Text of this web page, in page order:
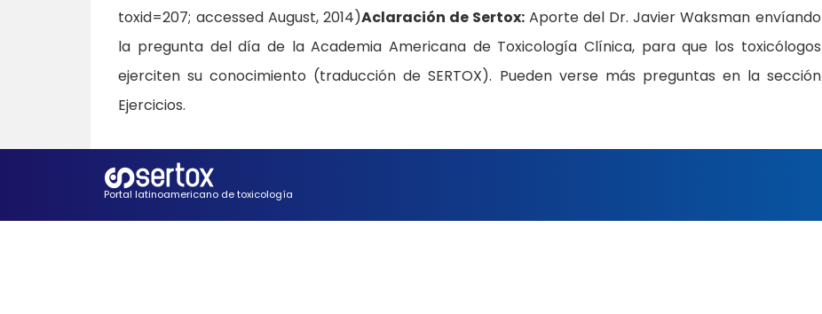
toxid=207; accessed August, 2014)Aclaración de Sertox:Aporte del Dr. Javier Waksman envíando
la pregunta del día de la Academia Americana de Toxicología Clínica, para que los toxicólogos
ejerciten su conocimiento (traducción de SERTOX). Pueden verse más preguntas en la sección
Ejercicios.
Portal latinoamericano de toxicología